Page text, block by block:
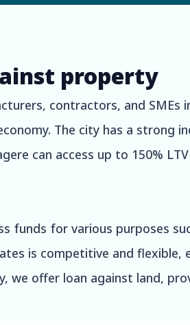
property
contractors, and SMEs
The city has a strong
can access up to 150%
funds for various purposes
is competitive and flexible,
offer loan against land,